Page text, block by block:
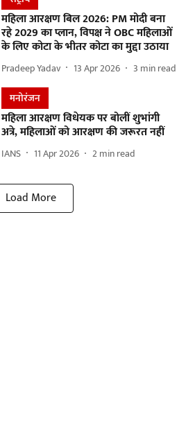
महिला आरक्षण बिल 2026: PM मोदी बना
रहे 2029 का प्लान, विपक्ष ने OBC महिलाओं
के लिए कोटा के भीतर कोटा का मुद्दा उठाया
Pradeep Yadav 13 Apr 2026 3 min read
मनोरंजन
महिला आरक्षण विधेयक पर बोलीं शुभांगी
अत्रे, महिलाओं को आरक्षण की जरूरत नहीं
IANS 11 Apr 2026 2min read
Load More